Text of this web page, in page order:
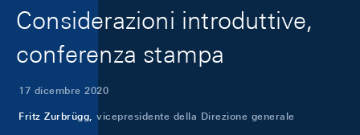
Considerazioni introduttive,
conferenza stampa
17 dicembre 2020
Fritz Zurbrügg, vicepresidente della Direzione generale